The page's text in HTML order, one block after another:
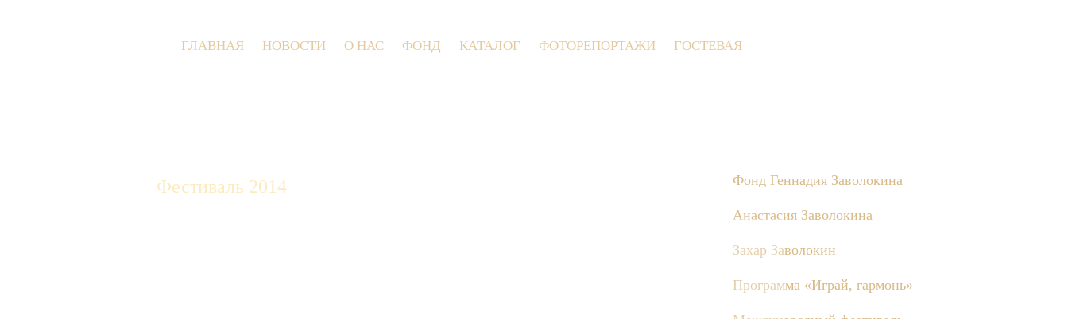
ГЛАВНАЯ НОВОСТИ О НАС ФОНД КАТАЛОГ ФОТОРЕПОРТАЖИ ГОСТЕВАЯ
Фестиваль 2014 Фонд Геннадия Заволокина
Анастасия Заволокина
Захар Заволокин
Программа «Играй, гармонь»